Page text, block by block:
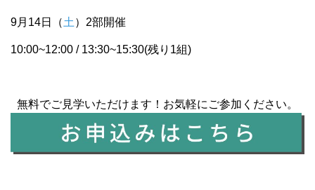
9月14日（土 ）2部開催
10:00~12:00 / 13:30~15:30(残り1組)
無料でご見学いただけます！お気軽にご参加ください。